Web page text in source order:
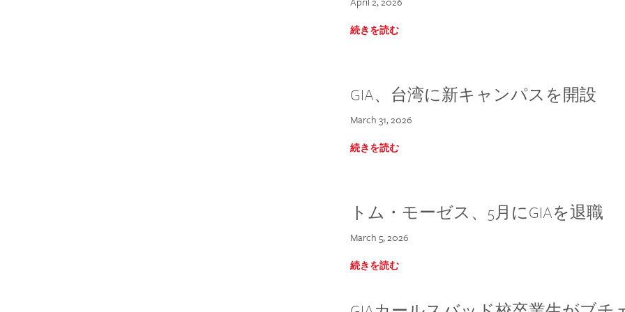
続きを読む
GIA、台湾に新キャンパスを開設
March 31, 2026
続きを読む
トム・モーゼス、5月にGIAを退職
March 5, 2026
続きを読む